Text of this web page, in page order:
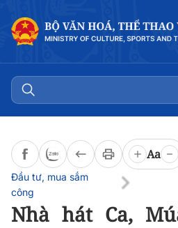
Aa
Đầu tư, mua sắm
công
Nhà hát Ca,
Đọc bài